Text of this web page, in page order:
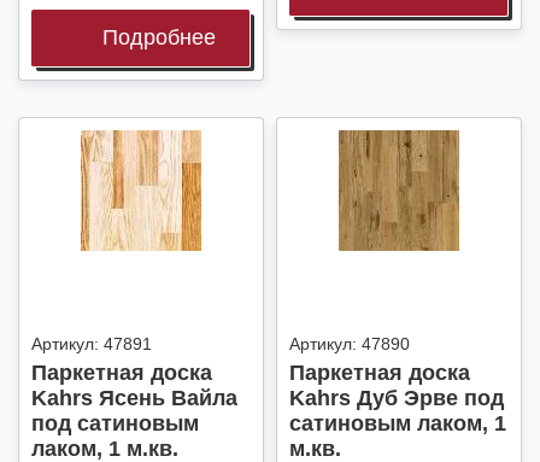
Подробнее
Артикул: 47891
Паркетная доска
Kahrs Ясень Вайла
под сатиновым
лаком, 1 м.кв.
Артикул: 47890
Паркетная доска
Kahrs Дуб Эрве под
сатиновым лаком, 1
м.кв.